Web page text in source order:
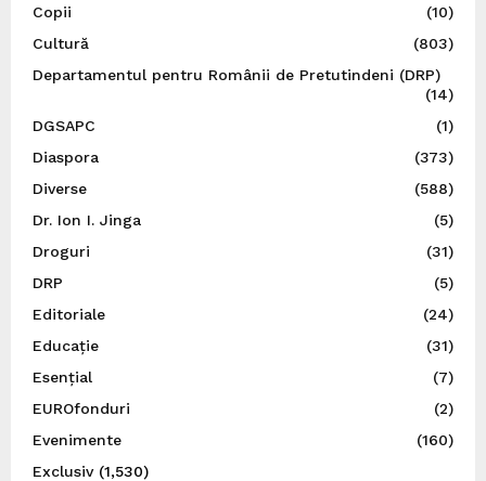
Copii
(10)
Cultură
(803)
Departamentul pentru Românii de Pretutindeni (DRP)
(14)
DGSAPC
(1)
Diaspora
(373)
Diverse
(588)
Dr. Ion I. Jinga
(5)
Droguri
(31)
DRP
(5)
Editoriale
(24)
Educație
(31)
Esențial
(7)
EUROfonduri
(2)
Evenimente
(160)
Exclusiv(1,530)